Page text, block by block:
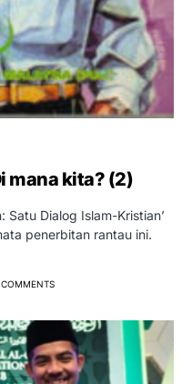
mana kita? (2)
Satu Dialog Islam-Kristian’
penerbitan rantau ini.